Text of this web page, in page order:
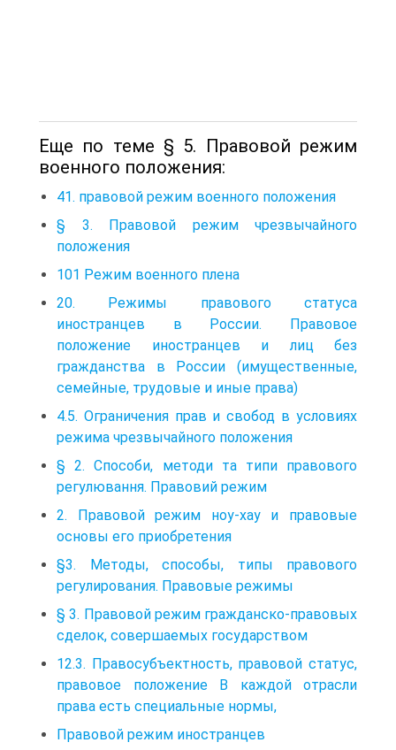
Еще по теме § 5. Правовой режим
военного положения:
41. правовой режим военного положения
§ 3. Правовой режим чрезвычайного
положения
101 Режим военного плена
20. Режимы правового статуса
иностранцев в России. Правовое
положение иностранцев и лиц без
гражданства в России (имущественные,
семейные, трудовые и иные права)
4.5. Ограничения прав и свобод в условиях
режима чрезвычайного положения
§ 2. Способи, методи та типи правового
регулювання. Правовий режим
2. Правовой режим ноу-хау и правовые
основы его приобретения
§3. Методы, способы, типы правового
регулирования. Правовые режимы
§ 3. Правовой режим гражданско-правовых
сделок, совершаемых государством
12.3. Правосубъектность, правовой статус,
правовое положение В каждой отрасли
права есть специальные нормы,
Правовой режим иностранцев